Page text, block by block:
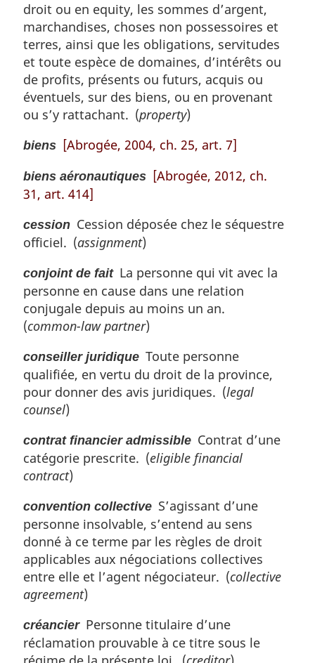
droit ou en equity, les sommes d’argent,
marchandises, choses non possessoires et
terres, ainsi que les obligations, servitudes
et toute espèce de domaines, d’intérêts ou
de profits, présents ou futurs, acquis ou
éventuels, sur des biens, ou en provenant
ou s’y rattachant. (property)
biens [Abrogée, 2004, ch. 25, art. 7]
biens aéronautiques [Abrogée, 2012, ch.
31, art. 414]
cession Cession déposée chez le séquestre
officiel. (assignment)
conjoint de faitLa personne qui vit avec la
personne en cause dans une relation
conjugale depuis au moins un an.
(common-law partner)
conseiller juridique Toute personne
qualifiée, en vertu du droit de la province,
pour donner des avis juridiques. (legal
counsel)
contrat financier admissible Contrat d’une
catégorie prescrite. (eligible financial
contract)
convention collective S’agissant d’une
personne insolvable, s’entend au sens
donné à ce terme par les règles de droit
applicables aux négociations collectives
entre elle et l’agent négociateur. (collective
agreement)
créancierPersonne titulaire d’une
réclamation prouvable à ce titre sous le